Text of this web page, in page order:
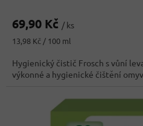
69,90 Kč / ks
Měrná
13,98 Kč / 100 ml
Hygienický čistič Frosch s vůní
výkonné a hygienické čištění